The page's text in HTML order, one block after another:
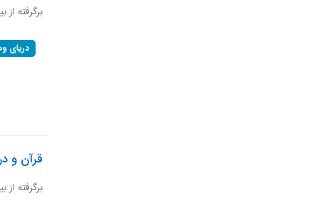
برگرفته از
دریای
قرآن و
برگرفته از